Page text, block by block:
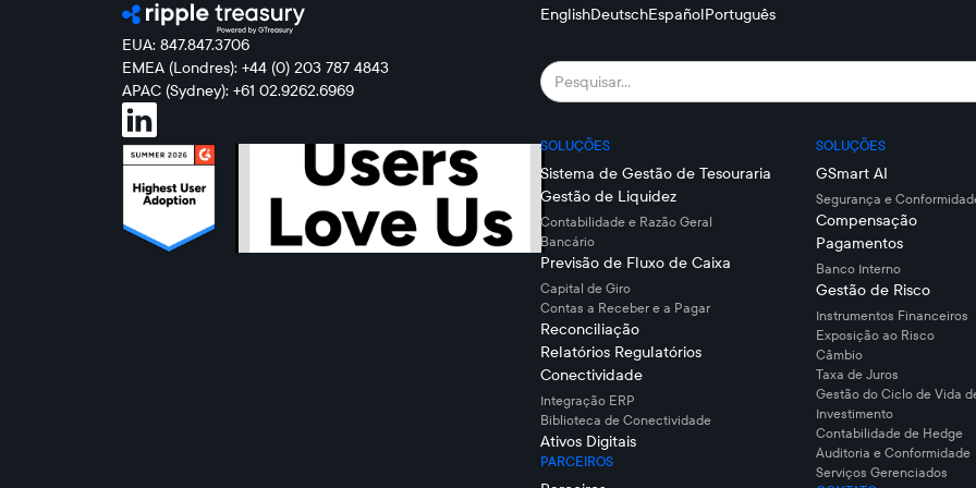
EUA: 847.847.3706
EMEA (Londres): +44 (0) 203 787 4843
APAC (Sydney): +61 02.9262.6969
EnglishDeutschEspañolPortuguês
SOLUÇÕES
Sistema de Gestão de Tesouraria
Gestão de Liquidez
Contabilidade e Razão Geral
Bancário
Previsão de Fluxo de Caixa
Capital de Giro
Contas a Receber e a Pagar
Reconciliação
Relatórios Regulatórios
Conectividade
Integração ERP
Biblioteca de Conectividade
Ativos Digitais
PARCEIROS
SOLUÇÕES
GSmart AI
Segurança e
Compensação
Pagamentos
Banco Interno
Gestão de Risco
Instrumentos Financeiros
Exposição ao Risco
Câmbio
Taxa de Juros
Gestão do Ciclo de Vida
Investimento
Contabilidade de Hedge
Auditoria e Conformidade
Serviços Gerenciados